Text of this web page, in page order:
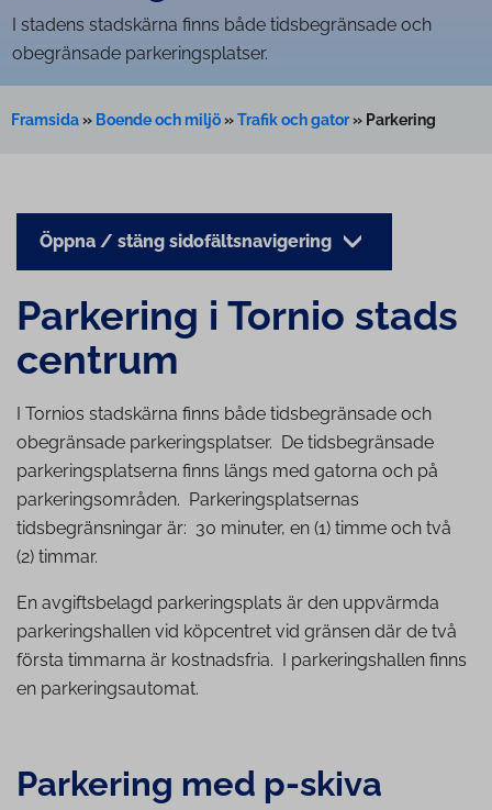
I stadens stadskärna finns både tidsbegränsade och
obegränsade parkeringsplatser.
Framsida» Boende och miljö»Trafik och gator» Parkering
Öppna / stäng sidofältsnavigering
Parkering i Tornio stads
centrum
I Tornios stadskärna finns både tidsbegränsade och
obegränsade parkeringsplatser. De tidsbegränsade
parkeringsplatserna finns längs med gatorna och på
parkeringsområden. Parkeringsplatsernas
tidsbegränsningar är: 30 minuter, en (1) timme och två
(2) timmar.
En avgiftsbelagd parkeringsplats är den uppvärmda
parkeringshallen vid köpcentret vid gränsen där de två
första timmarna är kostnadsfria. I parkeringshallen finns
en parkeringsautomat.
Parkering med p-skiva